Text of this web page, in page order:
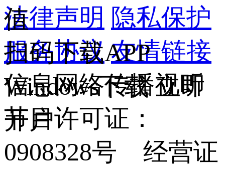
法律声明 隐私保护
服务协议 友情链接
信息网络传播视听
节目许可证：
0908328号 经营证
值
扫码下载APP
Windows下载立即
开户